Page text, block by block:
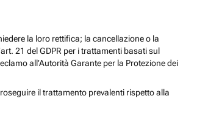
la loro rettifica; la cancellazione o la
21 del GDPR per i trattamenti basati sul
all’Autorità Garante per la Protezione dei
il trattamento prevalenti rispetto alla